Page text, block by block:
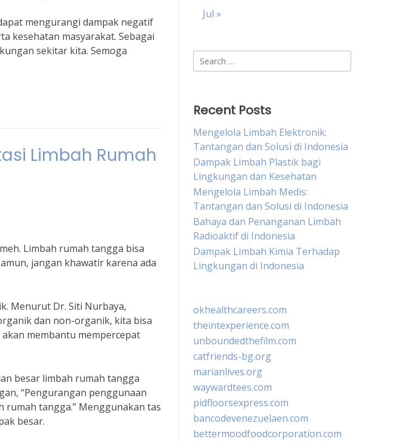
mengurangi dampak negatif
kesehatan masyarakat. Sebagai
sekitar kita. Semoga
Limbah Rumah
Limbah rumah tangga bisa
jangan khawatir karena ada
Menurut Dr. Siti Nurbaya,
dan non-organik, kita bisa
membantu mempercepat
besar limbah rumah tangga
“Pengurangan penggunaan
rumah tangga.” Menggunakan tas
besar.
Jul »
Search
for:
Recent Posts
Mengelola Limbah Elektronik:
Tantangan dan Solusi di Indonesia
Dampak Limbah Plastik bagi
Lingkungan dan Kesehatan
Mengelola Limbah Medis:
Tantangan dan Solusi di Indonesia
Bahaya dan Penanganan Limbah
Radioaktif di Indonesia
Dampak Limbah Kimia Terhadap
Lingkungan di Indonesia
okhealthcareers.com
theintexperience.com
unboundedthefilm.com
catfriends-bg.org
marianlives.org
waywardtees.com
pidfloorsexpress.com
bancodevenezuelaen.com
bettermoodfoodcorporation.com